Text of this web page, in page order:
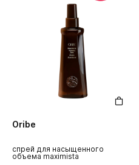
Oribe
спрей для насыщенного
объема maximista